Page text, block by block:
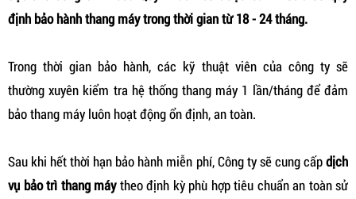
định bảo hành thang máy trong thời gian từ 18 - 24 tháng.
Trong thời gian bảo hành, các kỹ thuật viên của công ty sẽ
thường xuyên kiểm tra hệ thống thang máy 1 lần/tháng để đảm
bảo thang máy luôn hoạt động ổn định, an toàn.
Sau khi hết thời hạn bảo hành miễn phí, Công ty sẽ cung cấpdịch
vụ bảo trì thang máytheo định kỳ phù hợp tiêu chuẩn an toàn sử